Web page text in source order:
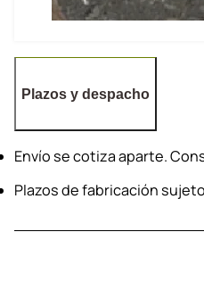
Plazos y despacho
Envío se cotiza aparte.
Plazos de fabricación